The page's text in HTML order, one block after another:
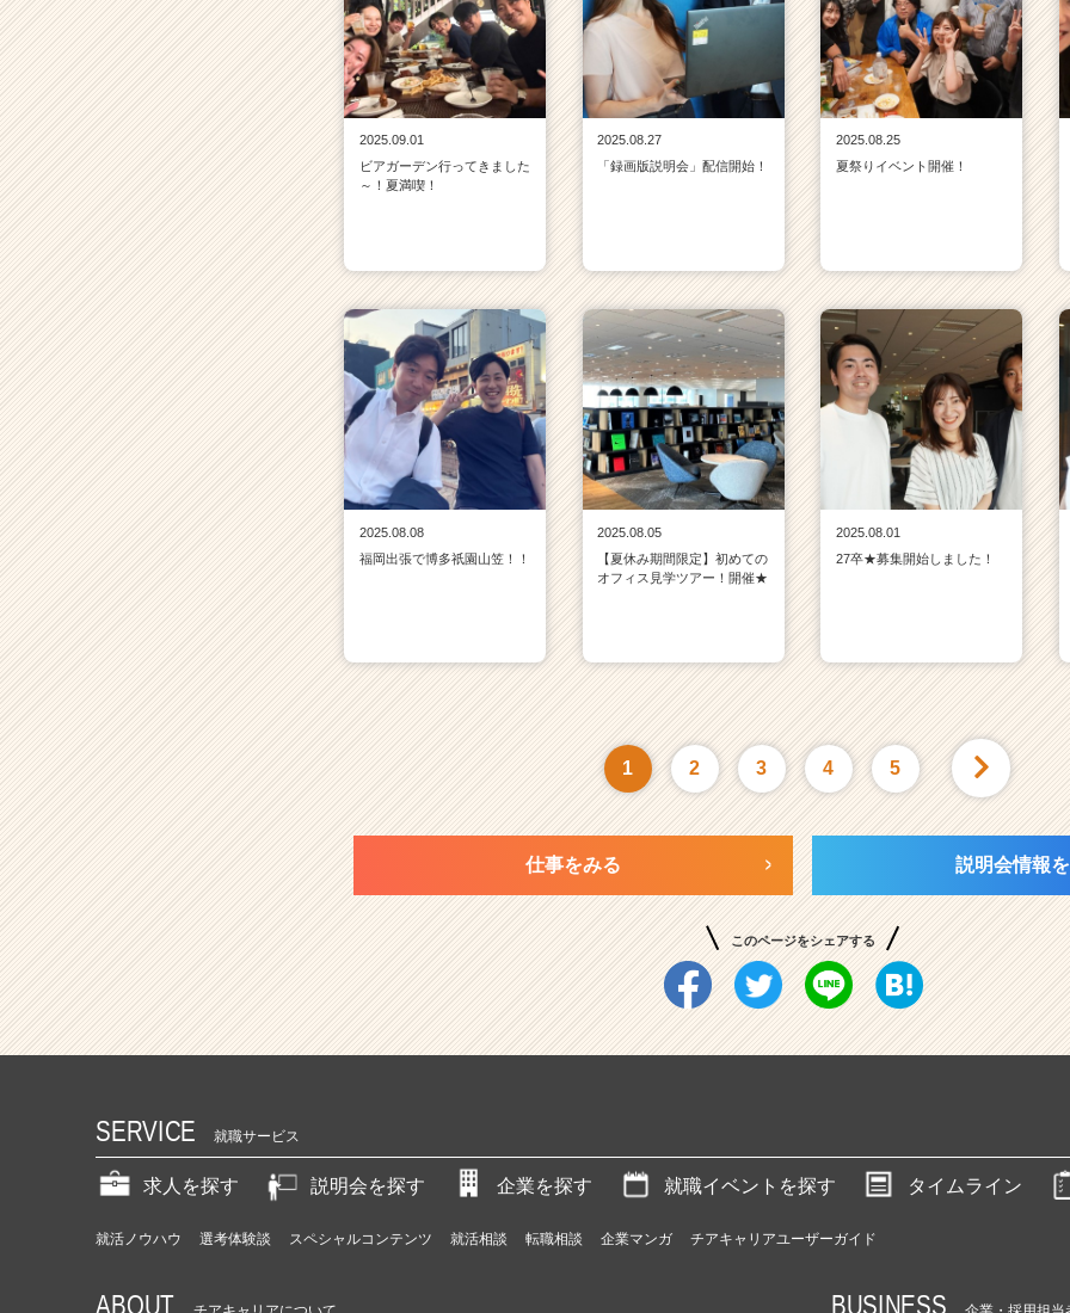
2025.09.01
ビアガーデン行ってきました
～！夏満喫！
2025.08.27
「録画版説明会」配信開始！
2025.08.25
夏祭りイベント開催！
2025.08.08
福岡出張で博多祇園山笠！！
2025.08.05
【夏休み期間限定】初めての
オフィス見学ツアー！開催★
2025.08.01
27卒★募集開始しました！
1 2 3 4 5
仕事をみる 説明会情報
このページをシェアする
SERVICE 就職サービス
求人を探す 説明会を探す 企業を探す 就職イベントを探す タイムライン
就活ノウハウ 選考体験談 スペシャルコンテンツ 就活相談 転職相談 企業マンガ チアキャリアユーザーガイド
ABOUT BUSINESS